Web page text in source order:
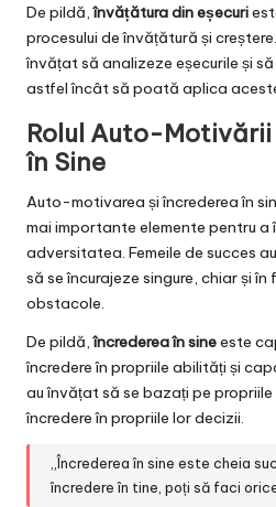
De pildă,învățătura din eșecuri
procesului de învățătură și
învățat să analizeze eșecurile și
astfel încât să poată aplica
Rolul Auto-Motivării
în Sine
Auto-motivarea și încrederea în
mai importante elemente pentru a
adversitatea. Femeile de succes
să se încurajeze singure, chiar și în
obstacole.
De pildă,încrederea în sineeste
încredere în propriile abilități și
au învățat să se bazați pe
încredere în propriile lor decizii.
„Încrederea în sine este cheia
încredere în tine, poți să faci